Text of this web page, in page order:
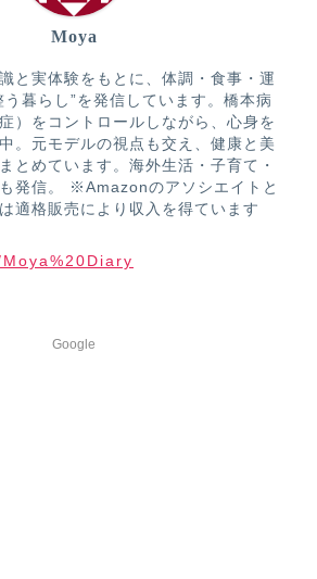
Moya
と実体験をもとに、体調・食事・運
暮らし”を発信しています。橋本病
）をコントロールしながら、心身を
。元モデルの視点も交え、健康と美
とめています。海外生活・子育て・
発信。 ※Amazonのアソシエイトと
適格販売により収入を得ています
Google